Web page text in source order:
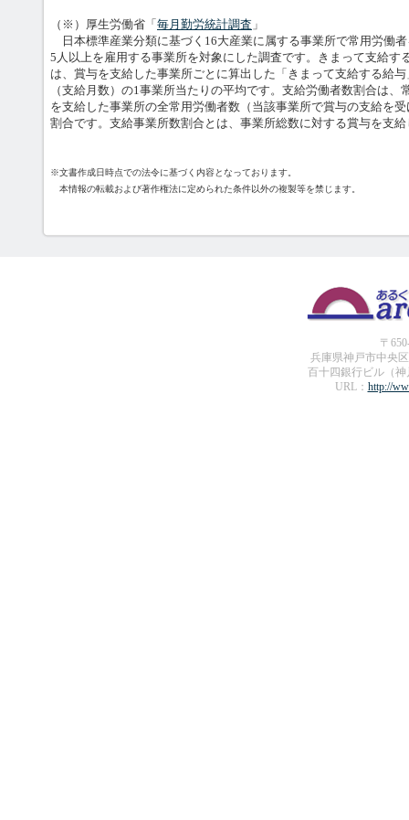
（※）厚生労働省「毎月勤労統計調査 」
日本標準産業分類に基づく16大産業に属する事業所で常用労働
5人以上を雇用する事業所を対象にした調査です。きまって支給す
は、賞与を支給した事業所ごとに算出した「きまって支給する給
（支給月数）の1事業所当たりの平均です。支給労働者数割合は、
を支給した事業所の全常用労働者数（当該事業所で賞与の支給を
割合です。支給事業所数割合とは、事業所総数に対する賞与を支
※文書作成日時点での法令に基づく内容となっております。
本情報の転載および著作権法に定められた条件以外の複製等を禁じます。
〒
兵庫県神戸市中央
百十四銀行ビル（
URL： http://